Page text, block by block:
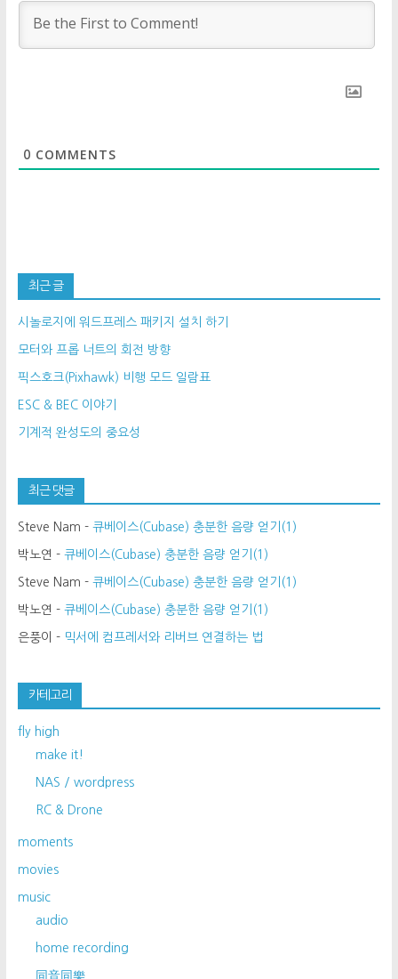
0 COMMENTS
최근 글
시놀로지에 워드프레스 패키지 설치 하기
모터와 프롭 너트의 회전 방향
픽스호크(Pixhawk) 비행 모드 일람표
ESC & BEC 이야기
기계적 완성도의 중요성
최근 댓글
Steve Nam - 큐베이스(Cubase) 충분한 음량 얻기(1)
박노연 - 큐베이스(Cubase) 충분한 음량 얻기(1)
Steve Nam - 큐베이스(Cubase) 충분한 음량 얻기(1)
박노연 - 큐베이스(Cubase) 충분한 음량 얻기(1)
은풍이 - 믹서에 컴프레서와 리버브 연결하는 법
카테고리
fly high
make it!
NAS / wordpress
RC & Drone
moments
movies
music
audio
home recording
同音同樂